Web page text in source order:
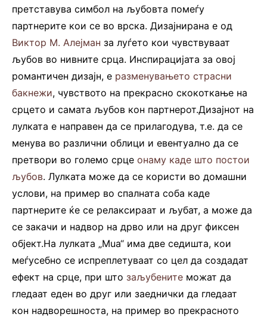
претставува симбол на љубовта помеѓу
партнерите кои се во врска. Дизајнирана е од
Виктор М. Алејман за луѓето кои чувствуваат
љубов во нивните срца. Инспирацијата за овој
романтичен дизајн, е разменувањето страсни
бакнежи, чувството на прекрасно скокоткање на
срцето и самата љубов кон партнерот.Дизајнот на
лулката е направен да се прилагодува, т.е. да се
менува во различни облици и евентуално да се
претвори во големо срце онаму каде што постои
љубов. Лулката може да се користи во домашни
услови, на пример во спалната соба каде
партнерите ќе се релаксираат и љубат, а може да
се закачи и надвор на дрво или на друг фиксен
објект.На лулката „Mua“ има две седишта, кои
меѓусебно се испреплетуваат со цел да создадат
ефект на срце, при што заљубените можат да
гледаат еден во друг или заеднички да гледаат
кон надворешноста, на пример во прекрасното